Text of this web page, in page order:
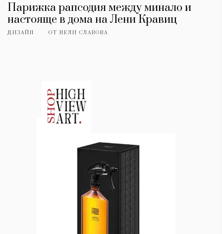
Парижка рапсодия между минало и
настояще в дома на Лени Кравиц
ДИЗАЙН ОТ НЕЛИ СЛАВОВА
ЗА НАС